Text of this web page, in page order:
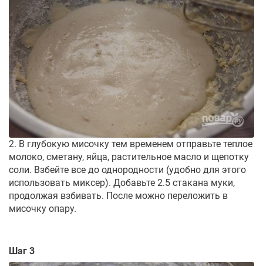
2. В глубокую мисочку тем временем отправьте теплое
молоко, сметану, яйца, растительное масло и щепотку
соли. Взбейте все до однородности (удобно для этого
использовать миксер). Добавьте 2.5 стакана муки,
продолжая взбивать. После можно переложить в
мисочку опару.
Шаг 3